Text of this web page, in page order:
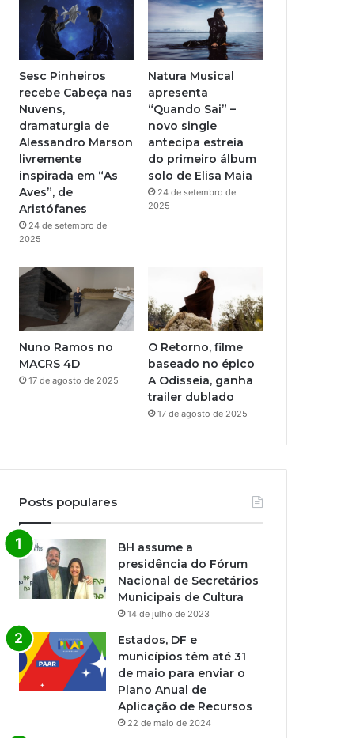
a
g
r
a
m
Sesc Pinheiros
recebe Cabeça nas
Nuvens,
dramaturgia de
Alessandro Marson
livremente
inspirada em “As
Aves”, de
Aristófanes
24 de setembro de
2025
Natura Musical
apresenta
“Quando Sai” –
novo single
antecipa estreia
do primeiro álbum
solo de Elisa Maia
24 de setembro de
2025
Nuno Ramos no
MACRS 4D
17 de agosto de 2025
O Retorno, filme
baseado no épico
A Odisseia, ganha
trailer dublado
17 de agosto de 2025
Posts populares
BH assume a
presidência do Fórum
Nacional de Secretários
Municipais de Cultura
14 de julho de 2023
Estados, DF e
municípios têm até 31
de maio para enviar o
Plano Anual de
Aplicação de Recursos
22 de maio de 2024